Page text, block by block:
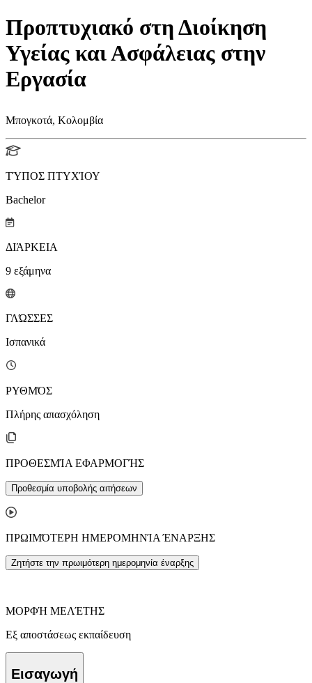
Προπτυχιακό στη Διοίκηση
Υγείας και Ασφάλειας στην
Εργασία
Μπογκοτά, Κολομβία
ΤΎΠΟΣ ΠΤΥΧΊΟΥ
Bachelor
ΔΙΆΡΚΕΙΑ
9 εξάμηνα
ΓΛΏΣΣΕΣ
Ισπανικά
ΡΥΘΜΌΣ
Πλήρης απασχόληση
ΠΡΟΘΕΣΜΊΑ ΕΦΑΡΜΟΓΉΣ
Προθεσμία υποβολής αιτήσεων
ΠΡΩΙΜΌΤΕΡΗ ΗΜΕΡΟΜΗΝΊΑ ΈΝΑΡΞΗΣ
Ζητήστε την πρωιμότερη ημερομηνία έναρξης
ΜΟΡΦΉ ΜΕΛΈΤΗΣ
Εξ αποστάσεως εκπαίδευση
Εισαγωγή